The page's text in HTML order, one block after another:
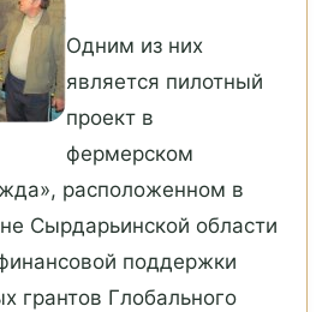
Одним из них
является пилотный
проект в
фермерском
расположенном в
Сырдарьинской области
поддержки
грантов Глобального